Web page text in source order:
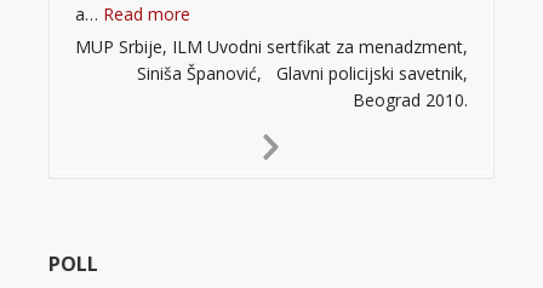
a… Read more
MUP Srbije, ILM Uvodni sertfikat za menadzment,
Siniša Španović, Glavni policijski savetnik,
Beograd 2010.
Next
POLL